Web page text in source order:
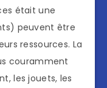
était une
peuvent être
ressources. La
couramment
les jouets, les